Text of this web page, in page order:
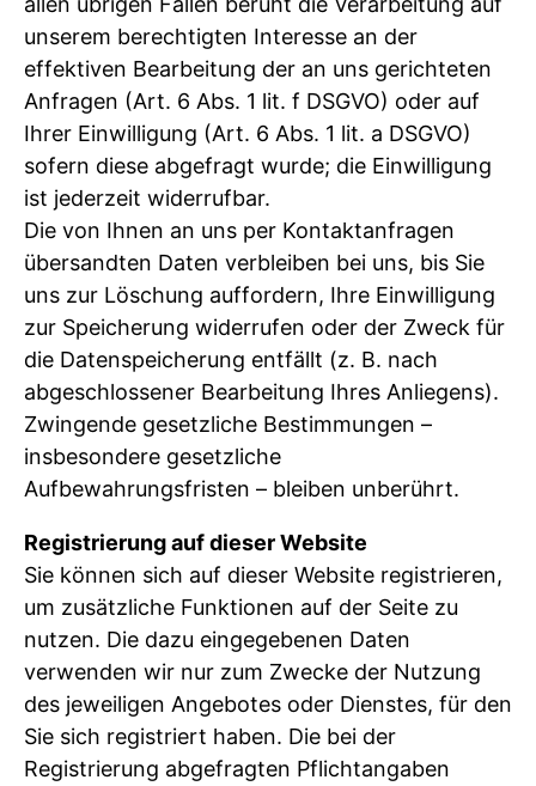
unserem berechtigten Interesse an der
effektiven Bearbeitung der an uns gerichteten
Anfragen (Art. 6 Abs. 1 lit. f DSGVO) oder auf
Ihrer Einwilligung (Art. 6 Abs. 1 lit. a DSGVO)
sofern diese abgefragt wurde; die Einwilligung
ist jederzeit widerrufbar.
Die von Ihnen an uns per Kontaktanfragen
übersandten Daten verbleiben bei uns, bis Sie
uns zur Löschung auffordern, Ihre Einwilligung
zur Speicherung widerrufen oder der Zweck für
die Datenspeicherung entfällt (z. B. nach
abgeschlossener Bearbeitung Ihres Anliegens).
Zwingende gesetzliche Bestimmungen –
insbesondere gesetzliche
Aufbewahrungsfristen – bleiben unberührt.
Registrierung auf dieser Website
Sie können sich auf dieser Website registrieren,
um zusätzliche Funktionen auf der Seite zu
nutzen. Die dazu eingegebenen Daten
verwenden wir nur zum Zwecke der Nutzung
des jeweiligen Angebotes oder Dienstes, für den
Sie sich registriert haben. Die bei der
Registrierung abgefragten Pflichtangaben